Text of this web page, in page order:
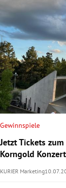
Gewinnspiele
Jetzt Tickets
Korngold
KURIER Marketing